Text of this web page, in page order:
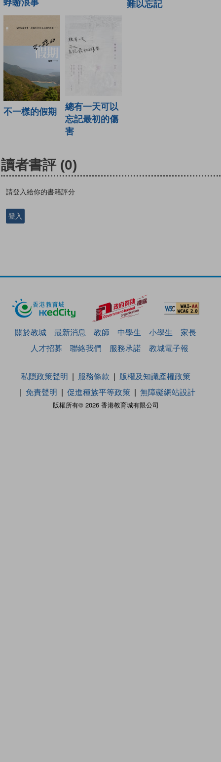
蜉蝣浪事 難以忘記
不一樣的假期
總有一天可以
忘記最初的傷
害
讀者書評 (0)
請登入給你的書籍評分
登入
關於教城 最新消息 教師 中學生 小學生
家長
人才招募
聯絡我們 服務承諾 教城電子報
版權所有© 2026 香港教育城有限公司
私隱政策聲明 服務條款
版權及知識產權政策
免責聲明
促進種族平等政策 無障礙網站設計